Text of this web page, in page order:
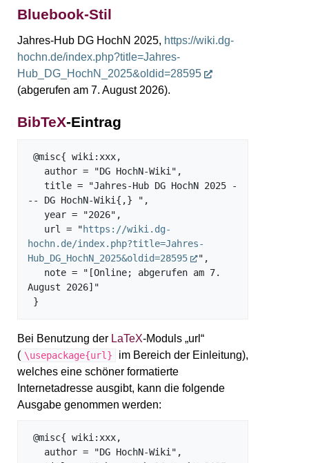
Bluebook-Stil
Jahres-Hub DG HochN 2025, https://wiki.dg-
hochn.de/index.php?title=Jahres-
Hub_DG_HochN_2025&oldid=28595
(abgerufen am 7. August 2026).
BibTeX-Eintrag
-- DG HochN-Wiki{,} ",
   url = "
https://wiki.dg-
hochn.de/index.php?title=Jahres-
Hub_DG_HochN_2025&oldid=28595
",
August 2026]"
Bei Benutzung der LaTeX-Moduls „url“
( \usepackage{url}
im Bereich der Einleitung),
welches eine schöner formatierte
Internetadresse ausgibt, kann die folgende
Ausgabe genommen werden: